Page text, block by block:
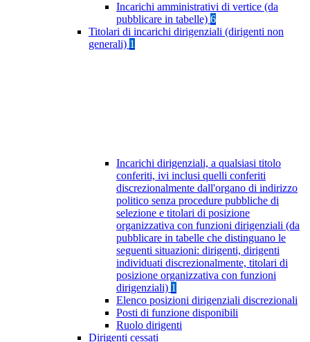
Incarichi amministrativi di vertice (da
pubblicare in tabelle) 6
Titolari di incarichi dirigenziali (dirigenti non
generali) 1
Incarichi dirigenziali, a qualsiasi titolo
conferiti, ivi inclusi quelli conferiti
discrezionalmente dall'organo di indirizzo
politico senza procedure pubbliche di
selezione e titolari di posizione
organizzativa con funzioni dirigenziali (da
pubblicare in tabelle che distinguano le
seguenti situazioni: dirigenti, dirigenti
individuati discrezionalmente, titolari di
posizione organizzativa con funzioni
dirigenziali) 1
Elenco posizioni dirigenziali discrezionali
Posti di funzione disponibili
Ruolo dirigenti
Dirigenti cessati